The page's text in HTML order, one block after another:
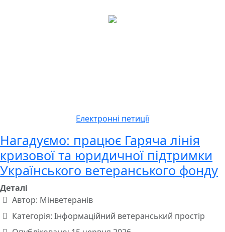
Електронні петиції
Нагадуємо: працює Гаряча лінія
кризової та юридичної підтримки
Українського ветеранського фонду
Деталі
Автор: Мінветеранів
Категорія: Інформаційний ветеранський простір